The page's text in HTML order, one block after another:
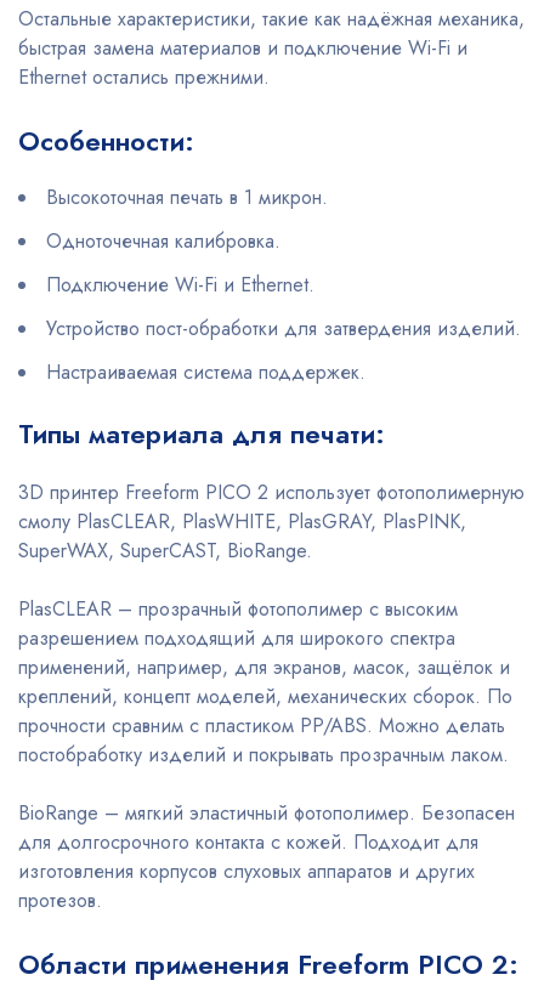
Остальные характеристики, такие как надёжная механика,
быстрая замена материалов и подключение Wi-Fi и
Ethernet остались прежними.
Особенности:
Высокоточная печать в 1 микрон.
Одноточечная калибровка.
Подключение Wi-Fi и Ethernet.
Устройство пост-обработки для затвердения изделий.
Настраиваемая система поддержек.
Типы материала для печати:
3D принтер Freeform PICO 2 использует фотополимерную
смолу PlasCLEAR, PlasWHITE, PlasGRAY, PlasPINK,
SuperWAX, SuperCAST, BioRange.
PlasCLEAR – прозрачный фотополимер с высоким
разрешением подходящий для широкого спектра
применений, например, для экранов, масок, защёлок и
креплений, концепт моделей, механических сборок. По
прочности сравним с пластиком PP/ABS. Можно делать
постобработку изделий и покрывать прозрачным лаком.
BioRange – мягкий эластичный фотополимер. Безопасен
для долгосрочного контакта с кожей. Подходит для
изготовления корпусов слуховых аппаратов и других
протезов.
Области применения Freeform PICO 2: